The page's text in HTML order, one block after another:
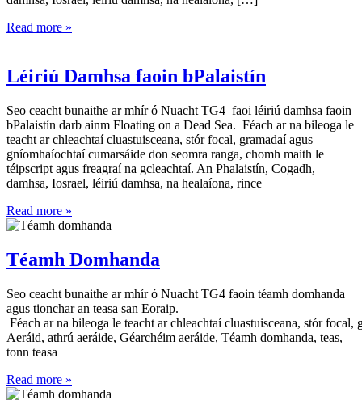
Read more »
Léiriú Damhsa faoin bPalaistín
Seo ceacht bunaithe ar mhír ó Nuacht TG4 faoi léiriú damhsa faoin
bPalaistín darb ainm Floating on a Dead Sea. Féach ar na bileoga le
teacht ar chleachtaí cluastuisceana, stór focal, gramadaí agus
gníomhaíochtaí cumarsáide don seomra ranga, chomh maith le
téipscript agus freagraí na gcleachtaí. An Phalaistín, Cogadh,
damhsa, Iosrael, léiriú damhsa, na healaíona, rince
Read more »
Téamh Domhanda
Seo ceacht bunaithe ar mhír ó Nuacht TG4 faoin téamh domhanda
agus tionchar an teasa san Eoraip.
Féach ar na bileoga le teacht ar chleachtaí cluastuisceana, stór
Aeráid, athrú aeráide, Géarchéim aeráide, Téamh domhanda, teas,
tonn teasa
Read more »